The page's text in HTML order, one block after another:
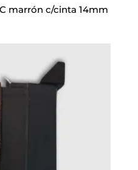
marrón c/cinta 14mm